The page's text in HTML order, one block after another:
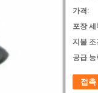
가격:
포장
지불 조
공급 능
접촉